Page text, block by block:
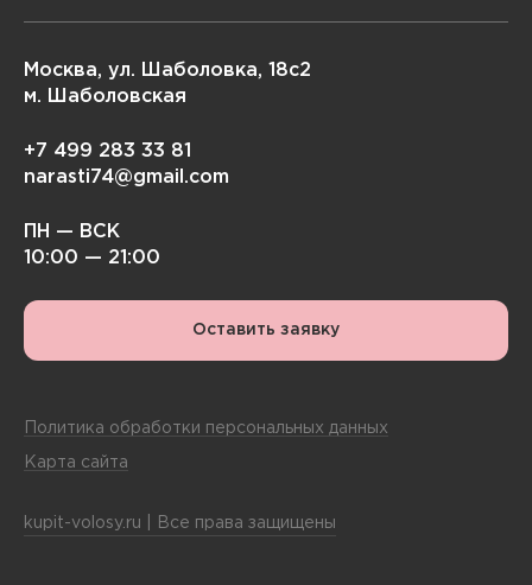
Москва, ул. Шаболовка, 18с2
м. Шаболовская
+7 499 283 33 81
narasti74@gmail.com
ПН — ВСК
10:00 — 21:00
Оставить заявку
Политика обработки персональных данных
Карта сайта
kupit-volosy.ru | Все права защищены